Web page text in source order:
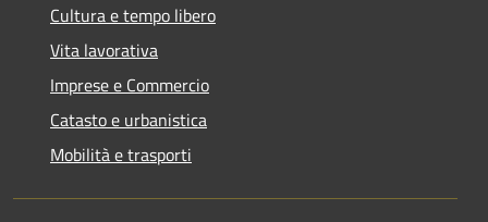
Cultura e tempo libero
Vita lavorativa
Imprese e Commercio
Catasto e urbanistica
Mobilità e trasporti